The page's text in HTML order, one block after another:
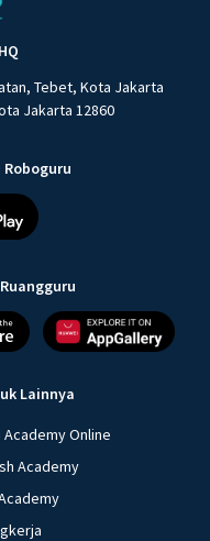
Tebet, Kota Jakarta
Jakarta 12860
Roboguru
Lainnya
Academy Online
Academy